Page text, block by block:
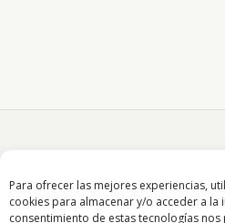
Para ofrecer las mejores experiencias,
cookies para almacenar y/o acceder a
consentimiento de estas tecnologías